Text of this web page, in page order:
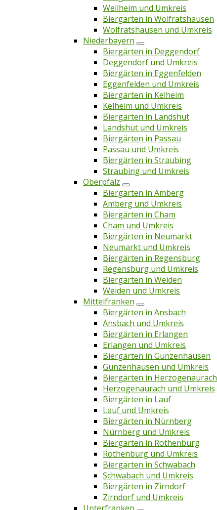
Weilheim und Umkreis
Biergärten in Wolfratshausen
Wolfratshausen und Umkreis
Niederbayern
Biergärten in Deggendorf
Deggendorf und Umkreis
Biergärten in Eggenfelden
Eggenfelden und Umkreis
Biergärten in Kelheim
Kelheim und Umkreis
Biergärten in Landshut
Landshut und Umkreis
Biergärten in Passau
Passau und Umkreis
Biergärten in Straubing
Straubing und Umkreis
Oberpfalz
Biergärten in Amberg
Amberg und Umkreis
Biergärten in Cham
Cham und Umkreis
Biergärten in Neumarkt
Neumarkt und Umkreis
Biergärten in Regensburg
Regensburg und Umkreis
Biergärten in Weiden
Weiden und Umkreis
Mittelfranken
Biergärten in Ansbach
Ansbach und Umkreis
Biergärten in Erlangen
Erlangen und Umkreis
Biergärten in Gunzenhausen
Gunzenhausen und Umkreis
Biergärten in Herzogenaurach
Herzogenaurach und Umkreis
Biergärten in Lauf
Lauf und Umkreis
Biergärten in Nürnberg
Nürnberg und Umkreis
Biergärten in Rothenburg
Rothenburg und Umkreis
Biergärten in Schwabach
Schwabach und Umkreis
Biergärten in Zirndorf
Zirndorf und Umkreis